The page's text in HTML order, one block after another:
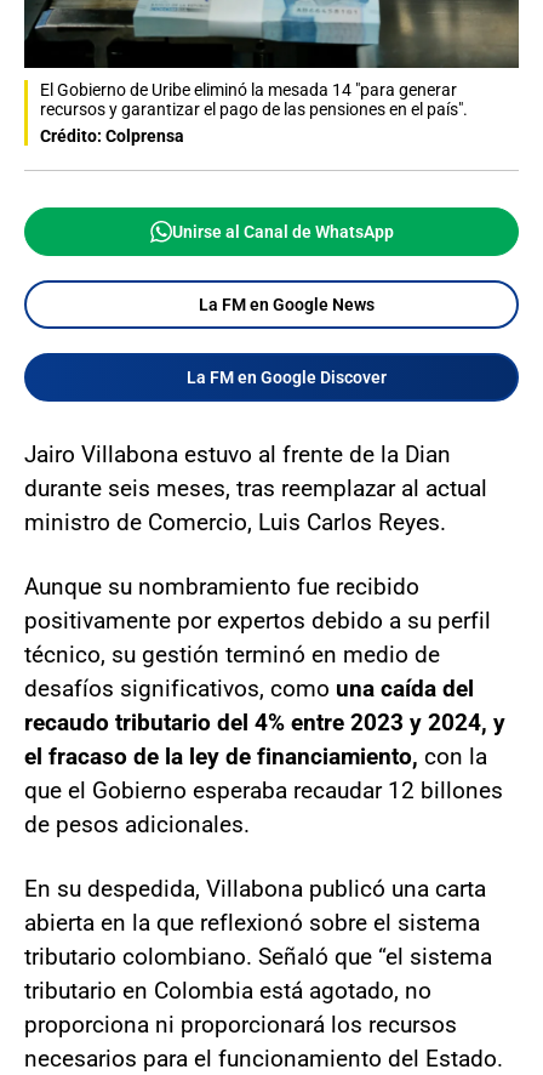
El Gobierno de Uribe eliminó la mesada 14 "para generar
recursos y garantizar el pago de las pensiones en el país".
Crédito: Colprensa
Unirse al Canal de WhatsApp
La FM en Google News
La FM en Google Discover
Jairo Villabona estuvo al frente de la Dian
durante seis meses, tras reemplazar al actual
ministro de Comercio, Luis Carlos Reyes.
Aunque su nombramiento fue recibido
positivamente por expertos debido a su perfil
técnico, su gestión terminó en medio de
desafíos significativos, como una caída del
recaudo tributario del 4% entre 2023 y 2024, y
el fracaso de la ley de financiamiento, con la
que el Gobierno esperaba recaudar 12 billones
de pesos adicionales.
En su despedida, Villabona publicó una carta
abierta en la que reflexionó sobre el sistema
tributario colombiano. Señaló que “el sistema
tributario en Colombia está agotado, no
proporciona ni proporcionará los recursos
necesarios para el funcionamiento del Estado.